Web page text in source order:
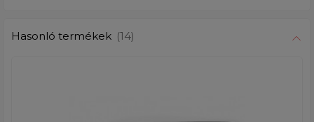
Hasonló termékek (14)